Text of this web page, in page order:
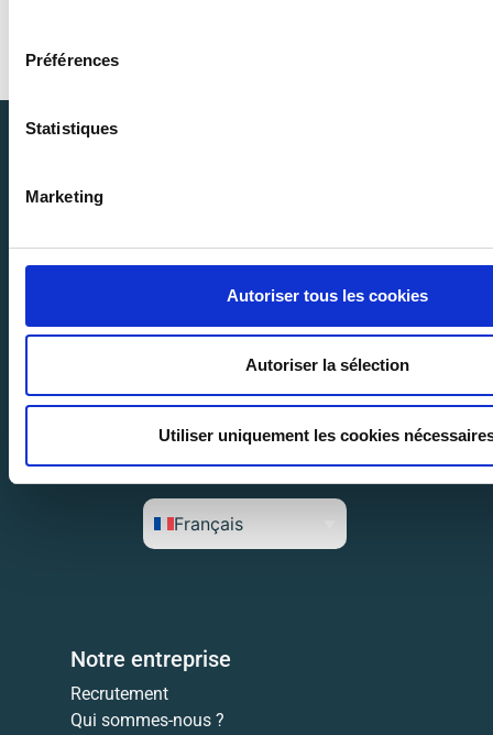
Préférences
Statistiques
Marketing
Autoriser tous les cookies
Autoriser la sélection
Utiliser uniquement les cookies
Contactez-nous >
Français
Notre entreprise
Recrutement
Qui sommes-nous ?